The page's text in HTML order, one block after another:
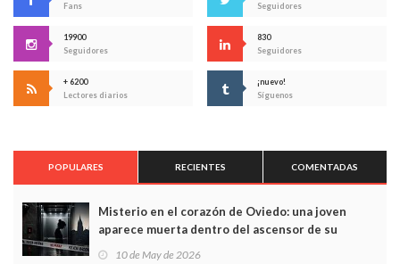
Fans
Seguidores
19900
Seguidores
830
Seguidores
+ 6200
Lectores diarios
¡nuevo!
Síguenos
POPULARES RECIENTES COMENTADAS
Misterio en el corazón de Oviedo: una joven
aparece muerta dentro del ascensor de su
edificio y las cámaras captan sus últimos minutos
10 de May de 2026